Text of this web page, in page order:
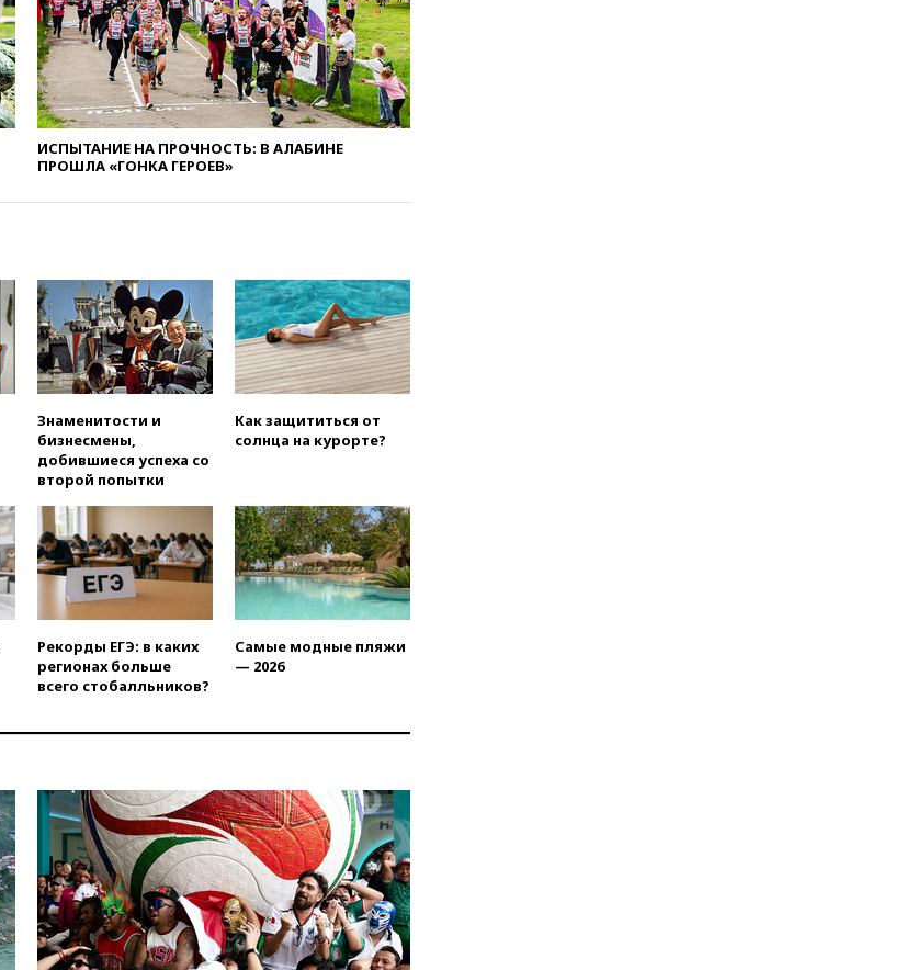
метровой вышки
вчера, 21:10 РФ не получала
обращений о прекращении
концессии строительства ж/д
в Армении
вчера, 21:00В России вновь
обсуждают эксперимент по
Армению
вчера, 20:35ПВО за день
сбила еще 281 украинский
беспилотник над Россией
вчера, 20:27Ямпольская
олимпиады для поступления в
предложил оплачивать
защиту дорог от БПЛА из
средств на ремонт
вчера, 20:00Зеленский 8
августа посетит Сербию с
официальным визитом
вчера, 19:58В Госдуму будет
внесен законопроект об
отмене ЕГЭ
вчера, 19:35WP: Трамп
призвал доноров-
республиканцев поддержать
Вэнса на выборах 2028 года
вчера, 19:20 Число ломбардов
в РФ превысило максимум
2022 года
вчера, 19:15Жуковский и
ИСПЫТАНИЕ НА ПРОЧНОСТЬ: В АЛАБИНЕ
ПРОШЛА «ГОНКА ГЕРОЕВ»
Знаменитости и
бизнесмены,
добившиеся успеха со
второй попытки
Как защититься от
солнца на курорте?
Рекорды ЕГЭ: в каких
регионах больше
всего стобалльников?
Самые модные пляжи
— 2026